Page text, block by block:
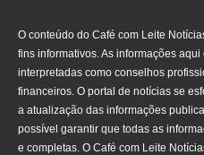
O conteúdo do Café com Leite
fins informativos. As informações
interpretadas como conselhos
financeiros. O portal de notícias se
a atualização das informações
possível garantir que todas as
e completas. O Café com Leite